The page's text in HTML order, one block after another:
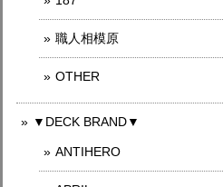
職人相模原
OTHER
▼DECK BRAND▼
ANTIHERO